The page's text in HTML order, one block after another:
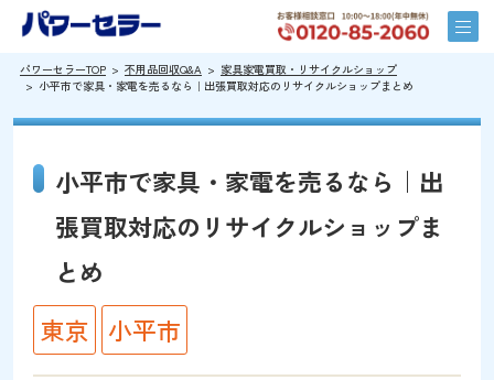
パワーセラーTOP 不用品回収Q&A
家具家電買取・リサイクルショップ
小平市で家具・家電を売るなら｜出張買取対応のリサイクルショップまとめ
小平市で家具・家電を売るなら｜出
張買取対応のリサイクルショップま
とめ
東京 小平市